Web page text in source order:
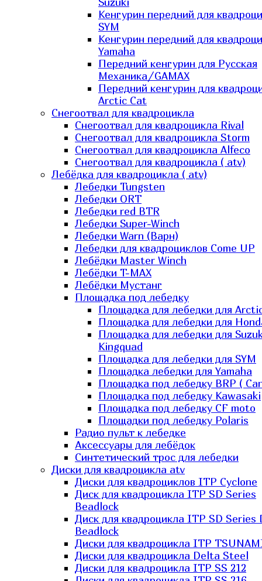
Кенгурин передний для
SYM
Кенгурин передний для
Yamaha
Передний кенгурин для Русская
Механика/GAMAX
Передний кенгурин для
Arctic Cat
Снегоотвал для квадроцикла
Снегоотвал для квадроцикла Rival
Снегоотвал для квадроцикла Storm
Снегоотвал для квадроцикла Alfeco
Снегоотвал для квадроцикла ( atv)
Лебёдка для квадроцикла ( atv)
Лебедки Tungsten
Лебедки ORT
Лебедки red BTR
Лебедки Super-Winch
Лебедки Warn (Варн)
Лебедки для квадроциклов Come UP
Лебёдки Master Winch
Лебёдки T-MAX
Лебёдки Мустанг
Площадка под лебедку
Площадка для лебедки для
Площадка для лебедки для
Площадка для лебедки для
Kingquad
Площадка для лебедки для SYM
Площадка лебедки для Yamaha
Площадка под лебедку BRP (
Площадка под лебедку Kawasaki
Площадка под лебедку СF moto
Площадки под лебедку Polaris
Радио пульт к лебедке
Аксессуары для лебёдок
Синтетический трос для лебедки
Диски для квадроцикла atv
Диски для квадроциклов ITP Cyclone
Диск для квадроцикла ITP SD Series
Beadlock
Диск для квадроцикла ITP SD Series
Beadlock
Диски для квадроцикла ITP
Диски для квадроцикла Delta Steel
Диски для квадроцикла ITP SS 212